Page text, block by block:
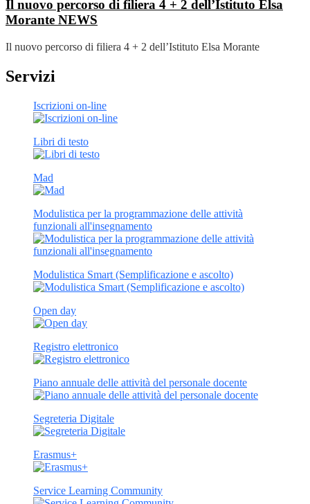
Il nuovo percorso di filiera 4 + 2 dell’Istituto Elsa
Morante NEWS
Il nuovo percorso di filiera 4 + 2 dell’Istituto Elsa Morante
Servizi
Iscrizioni on-line
Libri di testo
Mad
Modulistica per la programmazione delle attività
funzionali all'insegnamento
Modulistica Smart (Semplificazione e ascolto)
Open day
Registro elettronico
Piano annuale delle attività del personale docente
Segreteria Digitale
Erasmus+
Service Learning Community